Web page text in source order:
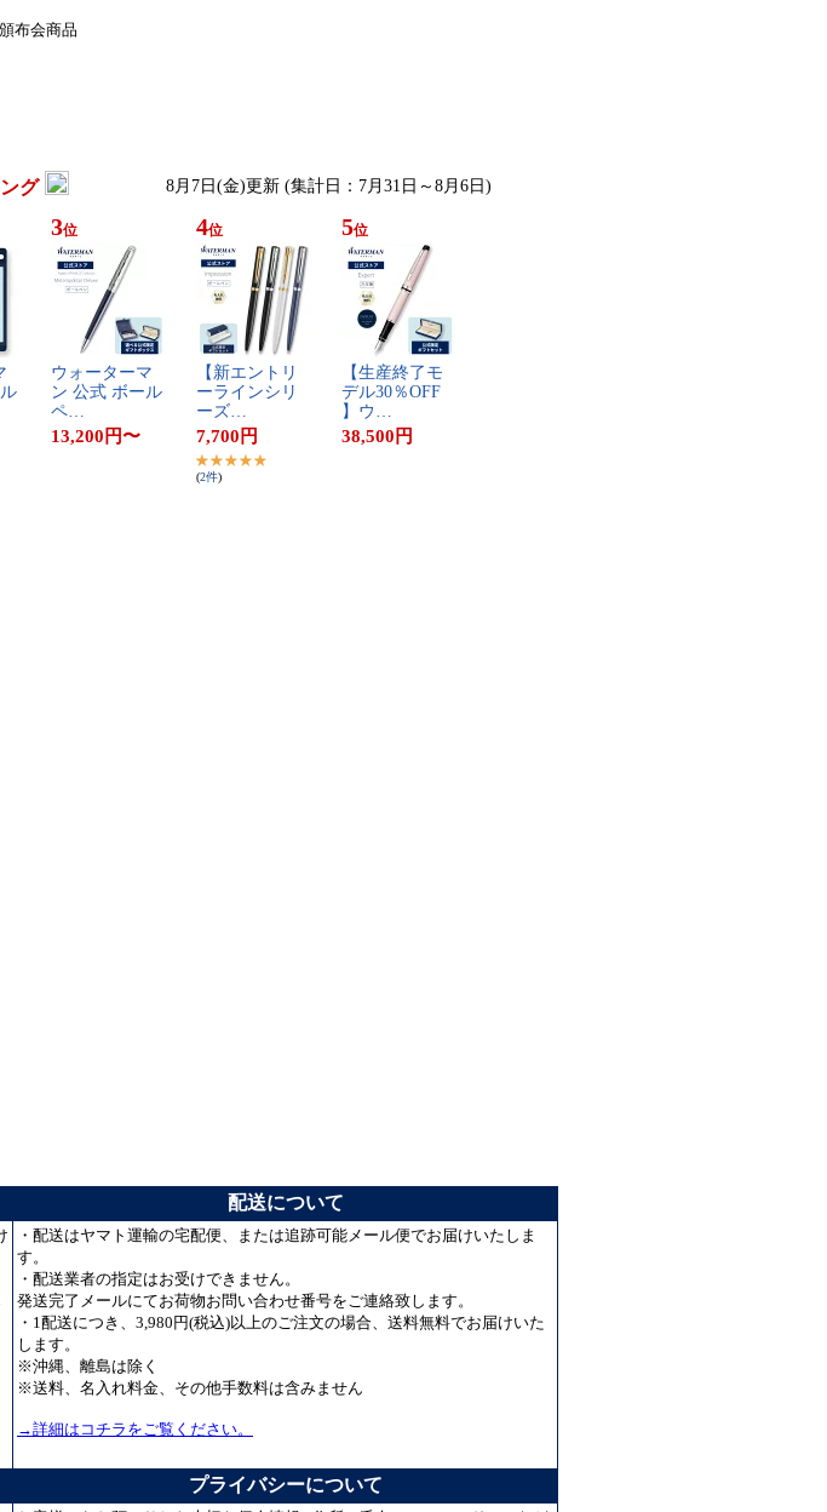
頒布会商品
グ 8月7日(金)更新 (集計日：7月31日～8月6日)
3位
ウ​ォ​ー​タ​ー​マ​
ン​ ​公​式​ ​ボ​ー​ル​
ペ​…
13,200 円〜
4位
【​新​エ​ン​ト​リ​
ー​ラ​イ​ン​シ​リ​
ー​ズ​…
7,700 円
(2件)
5位
【​生​産​終​了​モ​
デ​ル​3​0​％​O​F​F​
】​ウ​…
38,500 円
配送について
・配送はヤマト運輸の宅配便、または追跡可能メール便でお届けいたしま
す。
・配送業者の指定はお受けできません。
発送完了メールにてお荷物お問い合わせ番号をご連絡致します。
・1配送につき、3,980円(税込)以上のご注文の場合、送料無料でお届けいた
します。
※沖縄、離島は除く
※送料、名入れ料金、その他手数料は含みません
→詳細はコチラをご覧ください。
プライバシーについて